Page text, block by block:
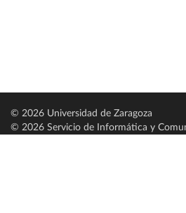
© 2026 Universidad de Zaragoza
© 2026 Servicio de Informática y